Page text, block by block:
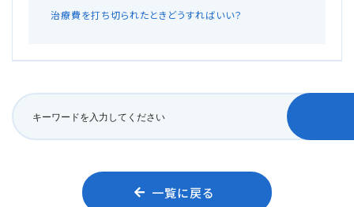
詳しくはこちら
治療費を打ち切られたときどうすればいい？
一覧に戻る